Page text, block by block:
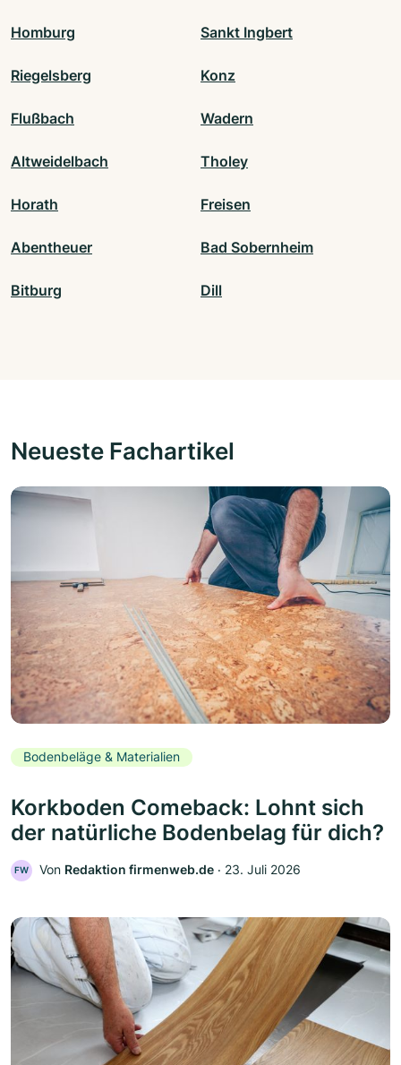
Homburg Sankt Ingbert
Riegelsberg Konz
Flußbach Wadern
Altweidelbach Tholey
Horath Freisen
Abentheuer Bad Sobernheim
Bitburg Dill
Neueste Fachartikel
Bodenbeläge & Materialien
Korkboden Comeback: Lohnt sich
der natürliche Bodenbelag für dich?
FW Von Redaktion firmenweb.de ‧ 23. Juli 2026